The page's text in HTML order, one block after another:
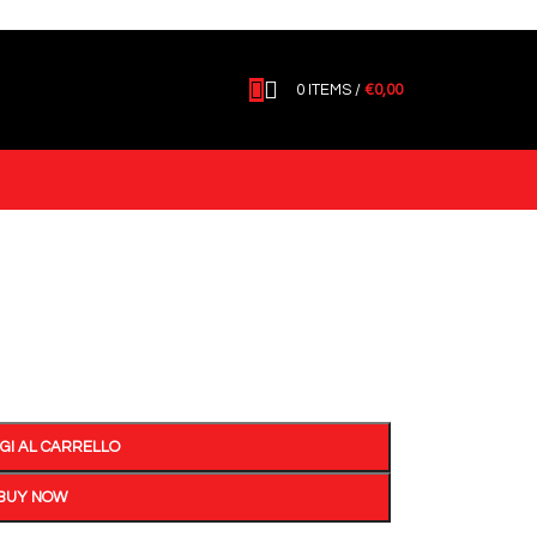
0 ITEMS / €0,00
Back to products
AL CARRELLO
NOW